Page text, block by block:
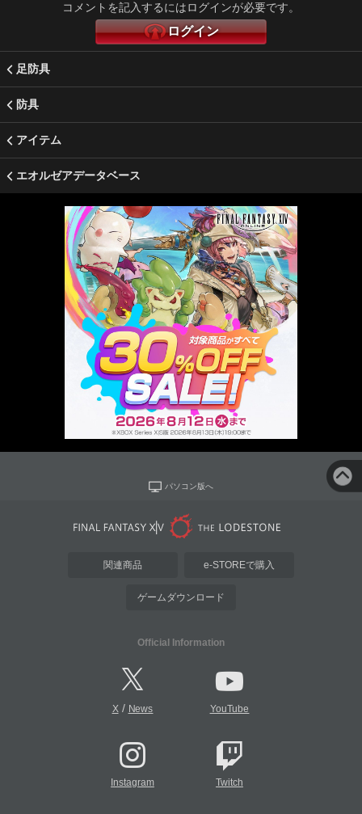
コメントを記入するにはログインが必要です。
ログイン
足防具
防具
アイテム
エオルゼアデータベース
パソコン版へ
関連商品 e-STOREで購入
ゲームダウンロード
Official Information
X/ News YouTube
Instagram Twitch